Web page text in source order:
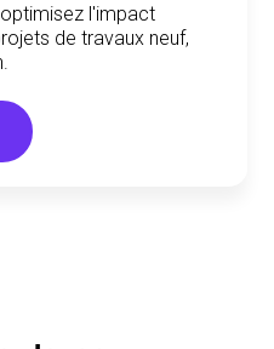
l'impact
de travaux neuf,